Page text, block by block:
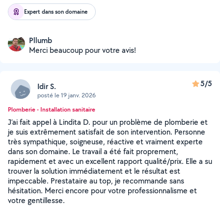
Expert dans son domaine
Pllumb
Merci beaucoup pour votre avis!
Idir S.
posté le 19 janv. 2026
5/5
Plomberie - Installation sanitaire
J’ai fait appel à Lindita D. pour un problème de plomberie et
je suis extrêmement satisfait de son intervention. Personne
très sympathique, soigneuse, réactive et vraiment experte
dans son domaine. Le travail a été fait proprement,
rapidement et avec un excellent rapport qualité/prix. Elle a su
trouver la solution immédiatement et le résultat est
impeccable. Prestataire au top, je recommande sans
hésitation. Merci encore pour votre professionnalisme et
votre gentillesse.